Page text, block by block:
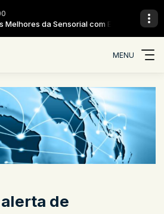
da Sensorial com Equipe Sensorial
- Outro Lugar
MENU
de